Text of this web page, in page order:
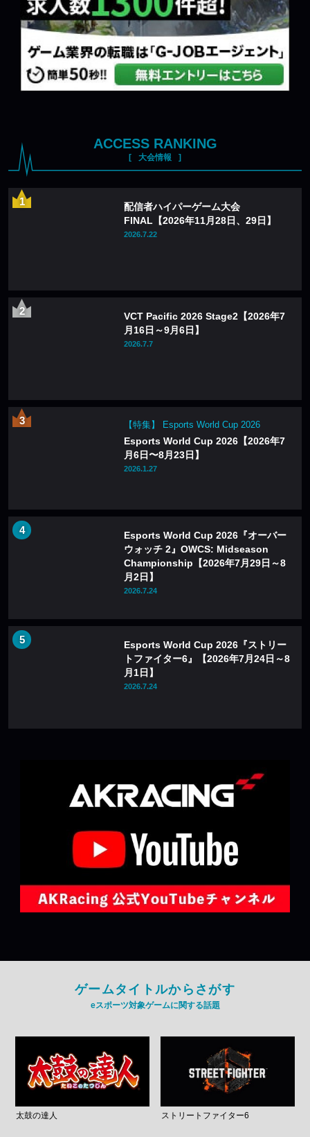
ACCESS RANKING
大会情報
配信者ハイパーゲーム大会
FINAL【2026年11月28日、29日】
2026.7.22
VCT Pacific 2026 Stage2【2026年7
月16日～9月6日】
2026.7.7
【特集】 Esports World Cup 2026
Esports World Cup 2026【2026年7
月6日〜8月23日】
2026.1.27
Esports World Cup 2026『オーバー
ウォッチ 2』OWCS: Midseason
Championship【2026年7月29日～8
月2日】
2026.7.24
Esports World Cup 2026『ストリー
トファイター6』【2026年7月24日～8
月1日】
2026.7.24
ゲームタイトルからさがす
eスポーツ対象ゲームに関する話題
太鼓の達人 ストリートファイター6